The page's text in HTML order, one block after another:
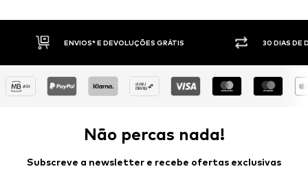
30 DIAS DE DIREITO DE DEVOLUÇÃO
Não percas nada!
Subscreve a newsletter e recebe ofertas exclusivas